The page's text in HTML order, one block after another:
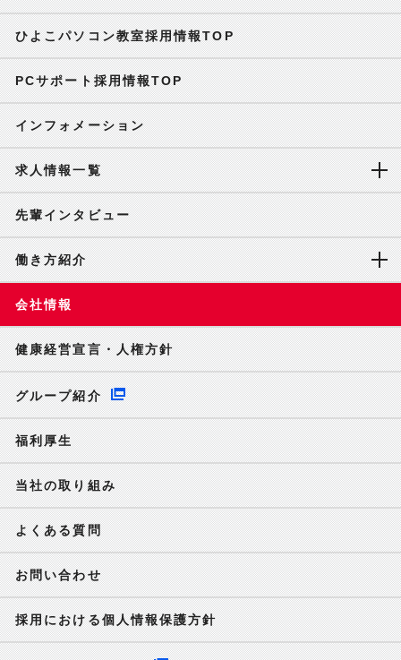
ひよこパソコン教室採用情報TOP
PCサポート採用情報TOP
インフォメーション
求人情報一覧
先輩インタビュー
働き方紹介
会社情報
健康経営宣言・人権方針
グループ紹介
福利厚生
当社の取り組み
よくある質問
お問い合わせ
採用における個人情報保護方針